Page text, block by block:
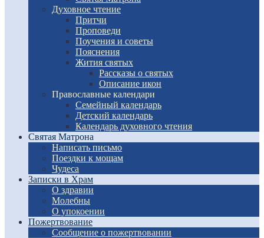
Духовное чтение
Притчи
Проповеди
Поучения и советы
Пояснения
Жития святых
Рассказы о святых
Описание икон
Православные календари
Семейный календарь
Детский календарь
Календарь духовного чтения
Святая Матрона
Написать письмо
Поездки к мощам
Чудеса
Записки в Храм
О здравии
Молебны
О упокоении
Пожертвование
Сообщение о пожертвовании